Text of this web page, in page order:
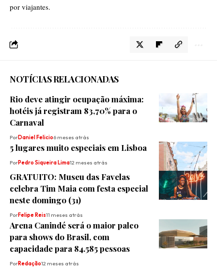
por viajantes.
NOTÍCIAS RELACIONADAS
​Rio deve atingir ocupação máxima:
hotéis já registram 83,70% para o
Carnaval
PorDaniel Felicio6 meses atrás
5 lugares muito especiais em Lisboa
PorPedro Siqueira Lima12 meses atrás
GRATUITO: Museu das Favelas
celebra Tim Maia com festa especial
neste domingo (31)
PorFelipe Reis11 meses atrás
Arena Canindé será o maior palco
para shows do Brasil, com
capacidade para 84.585 pessoas
PorRedação12 meses atrás